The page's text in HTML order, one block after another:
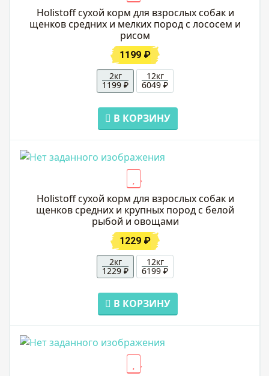
Holistoff cухой корм для взрослых собак и
щенков средних и мелких пород с лососем и
рисом
1199 ₽
2кг
1199 ₽
12кг
6049 ₽
В КОРЗИНУ
Holistoff cухой корм для взрослых собак и
щенков средних и крупных пород с белой
рыбой и овощами
1229 ₽
2кг
1229 ₽
12кг
6199 ₽
В КОРЗИНУ